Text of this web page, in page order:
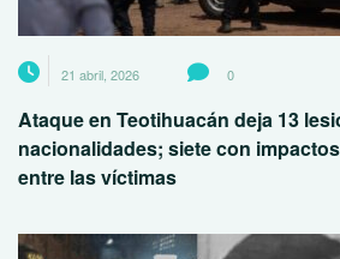
21 abril, 2026 0
Ataque en Teotihuacán deja 13
nacionalidades; siete con
entre las víctimas